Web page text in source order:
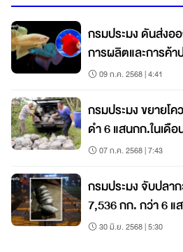
กรมประมง ดันส่งอ
การผลิตและการค้า
09 ก.ค. 2568 | 4:41
กรมประมง ขยายโ
07 ก.ค. 2568 | 7:43
กรมประมง จับปลา
7,536 กก. กว่า 6 แ
30 มิ.ย. 2568 | 5:30